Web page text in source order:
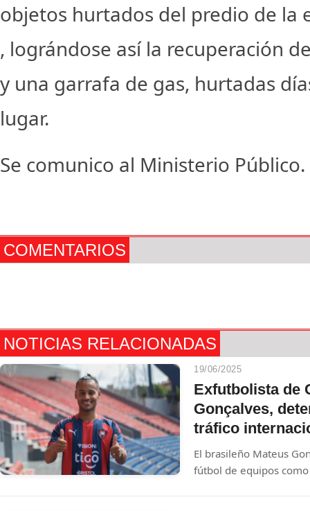
objetos hurtados del predio de la
, lográndose así la recuperación
y una garrafa de gas, hurtadas
lugar.
Se comunico al Ministerio Público.
COMENTARIOS
NOTICIAS RELACIONADAS
19/06/2025
Exfutbolista de
Gonçalves,
tráfico
El brasileño Mateus
fútbol de equipos